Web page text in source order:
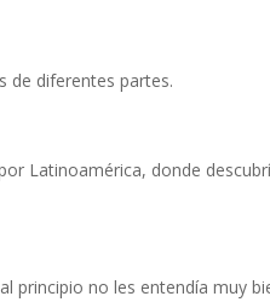
de diferentes partes.
Latinoamérica, donde
principio no les entendía muy